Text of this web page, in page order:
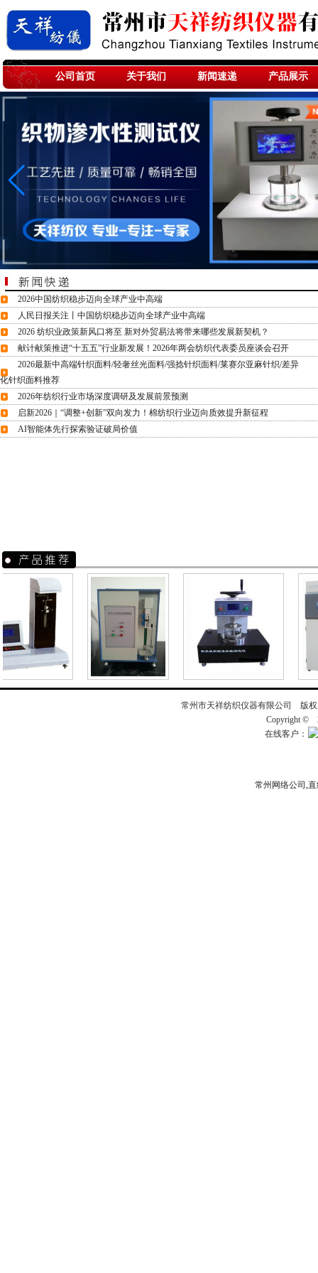
公司首页 关于我们 新闻速递 产品展示
2026中国纺织稳步迈向全球产业中高端
人民日报关注丨中国纺织稳步迈向全球产业中高端
2026 纺织业政策新风口将至 新对外贸易法将带来哪些发展新契机？
献计献策推进“十五五”行业新发展！2026年两会纺织代表委员座谈会召开
2026最新中高端针织面料/轻奢丝光面料/强捻针织面料/莱赛尔亚麻针织/差异
化针织面料推荐
2026年纺织行业市场深度调研及发展前景预测
启新2026｜“调整+创新”双向发力！棉纺织行业迈向质效提升新征程
AI智能体先行探索验证破局价值
常州市天祥纺织仪器有限公司 版
Copyright ©
在线客户：
常州网络公司,